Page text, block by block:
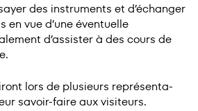
des instruments et d’échanger
en vue d’une éventuelle
d’assister à des cours de
lors de plusieurs représen­ta­
savoir-faire aux visiteurs.